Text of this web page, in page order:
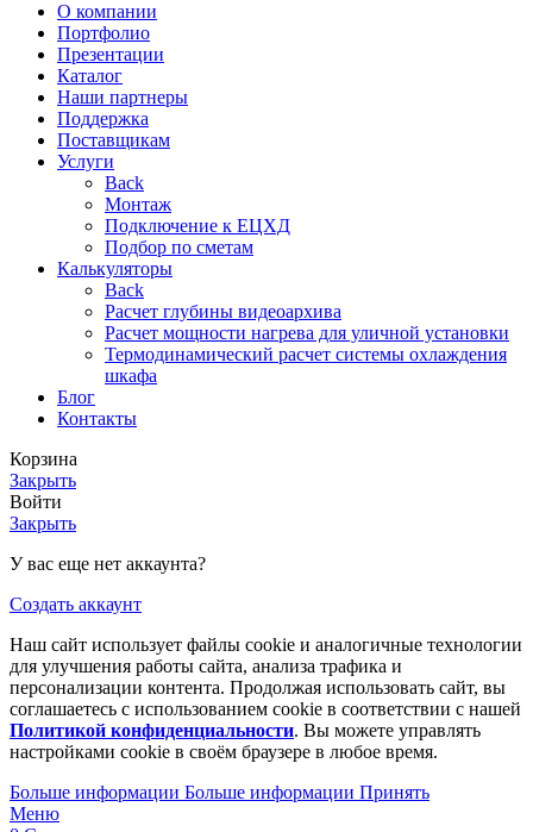
О компании
Портфолио
Презентации
Каталог
Наши партнеры
Поддержка
Поставщикам
Услуги
Back
Монтаж
Подключение к ЕЦХД
Подбор по сметам
Калькуляторы
Back
Расчет глубины видеоархива
Расчет мощности нагрева для уличной установки
Термодинамический расчет системы охлаждения
шкафа
Блог
Контакты
Корзина
Закрыть
Войти
Закрыть
У вас еще нет аккаунта?
Создать аккаунт
Наш сайт использует файлы cookie и аналогичные технологии
для улучшения работы сайта, анализа трафика и
персонализации контента. Продолжая использовать сайт, вы
соглашаетесь с использованием cookie в соответствии с нашей
Политикой конфиденциальности. Вы можете управлять
настройками cookie в своём браузере в любое время.
Больше информации Больше информации Принять
Меню